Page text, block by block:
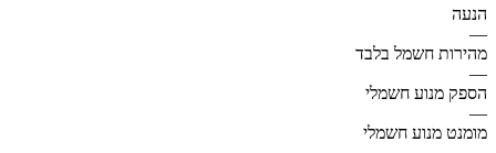
הנעה
—
מהירות חשמל בלבד
—
הספק מנוע חשמלי
—
מומנט מנוע חשמלי